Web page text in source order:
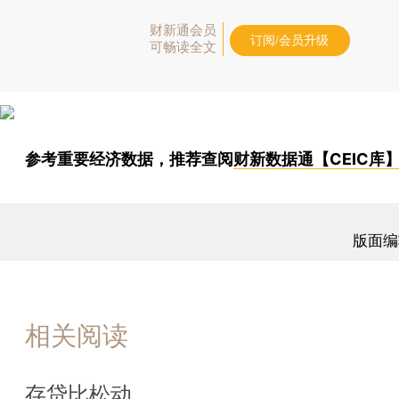
财新通会员
可畅读全文
订阅/会员升级
参考重要经济数据，推荐查阅财新数据通【CEIC库】
版面
相关阅读